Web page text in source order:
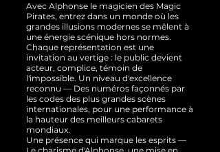
Avec Alphonse le magicien des Magic
Pirates, entrez dans un monde où les
grandes illusions modernes se mêlent à
une énergie scénique hors normes.
Chaque représentation est une
invitation au vertige : le public devient
acteur, complice, témoin de
l'impossible. Un niveau d'excellence
reconnu — Des numéros façonnés par
les codes des plus grandes scènes
internationales, pour une performance à
la hauteur des meilleurs cabarets
mondiaux.
Une présence qui marque les esprits —